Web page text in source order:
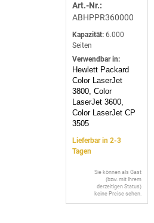
Art.-Nr.:
ABHPPR360000
Kapazität: 6.000
Seiten
Verwendbar in:
Hewlett Packard
Color LaserJet
3800, Color
LaserJet 3600,
Color LaserJet CP
3505
Lieferbar in 2-3
Tagen
Sie können als Gast
(bzw. mit Ihrem
derzeitigen Status)
keine Preise sehen.